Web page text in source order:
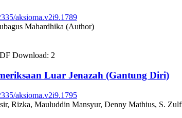
aksioma.v2i9.1789
Mahardhika (Author)
Download: 2
Luar Jenazah (Gantung Diri)
aksioma.v2i9.1795
Rizka, Mauluddin Mansyur, Denny Mathius, S.